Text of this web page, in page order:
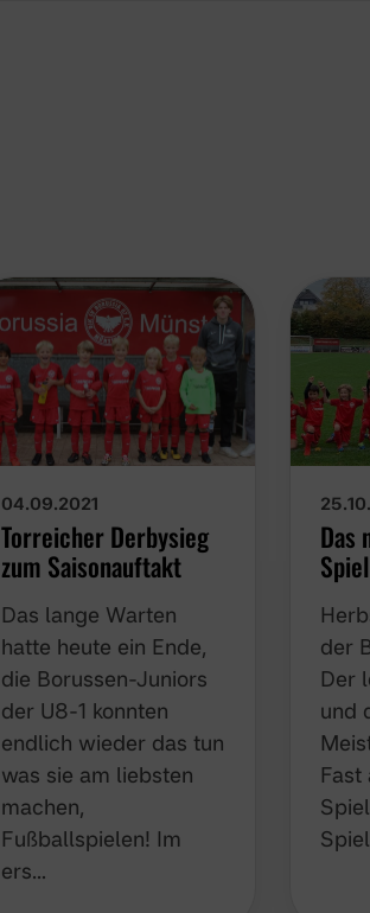
04.09.2021
Torreicher Derbysieg
zum Saisonauftakt
Das lange Warten
hatte heute ein Ende,
die Borussen-Juniors
der U8-1 konnten
endlich wieder das tun
was sie am liebsten
machen,
Fußballspielen! Im
ers…
Das
der
Der
und
Fast